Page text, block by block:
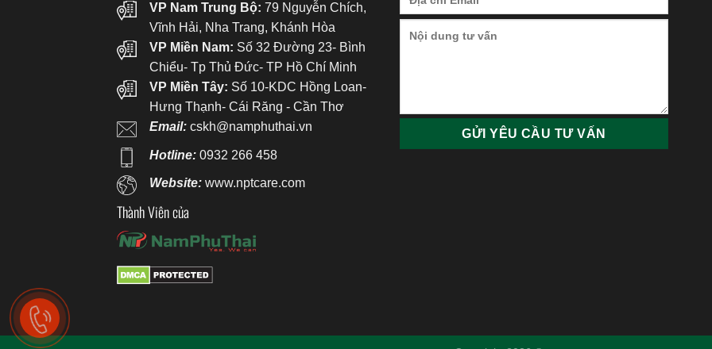
VP Nam Trung Bộ: 79 Nguyễn Chích,
Vĩnh Hải, Nha Trang, Khánh Hòa
VP Miền Nam: Số 32 Đường 23- Bình
Chiểu- Tp Thủ Đức- TP Hồ Chí Minh
VP Miền Tây: Số 10-KDC Hồng Loan-
Hưng Thạnh- Cái Răng - Cần Thơ
Email: cskh@namphuthai.vn
Hotline: 0932 266 458
Website:www.nptcare.com
Thành Viên của